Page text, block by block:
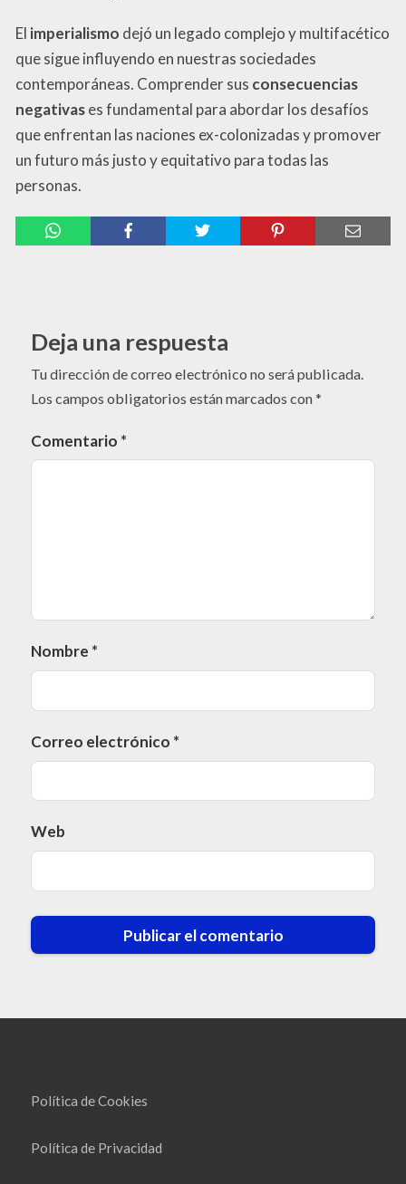
El imperialismo dejó un legado complejo y multifacético
que sigue influyendo en nuestras sociedades
contemporáneas. Comprender sus consecuencias
negativases fundamental para abordar los desafíos
que enfrentan las naciones ex-colonizadas y promover
un futuro más justo y equitativo para todas las
personas.
Deja una respuesta
Tu dirección de correo electrónico no será publicada.
Los campos obligatorios están marcados con*
Comentario *
Nombre *
Correo electrónico *
Web
Política de Cookies
Política de Privacidad